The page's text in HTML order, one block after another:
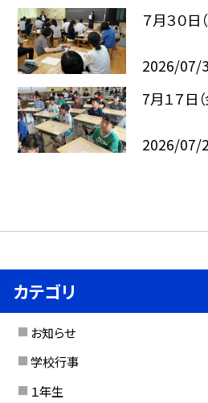
７月３０日
2026/07/
7月１７日
2026/07/
カテゴリ
お知らせ
学校行事
１年生